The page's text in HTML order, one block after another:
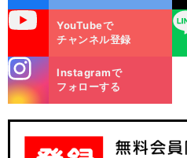
YouTubeで
チャンネル登録
LINE
m
Instagramで
フォローする